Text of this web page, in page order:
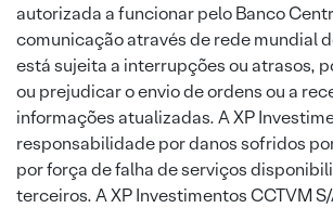
autorizada a funcionar pelo Banco
comunicação através de rede mundial
está sujeita a interrupções ou atrasos,
ou prejudicar o envio de ordens ou a
informações atualizadas. A XP
responsabilidade por danos sofridos
por força de falha de serviços
terceiros. A XP Investimentos CCTVM